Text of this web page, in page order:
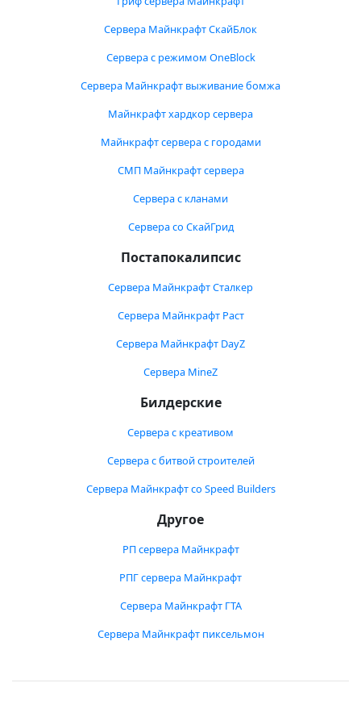
Сервера Майнкрафт СкайБлок
Сервера с режимом OneBlock
Сервера Майнкрафт выживание бомжа
Майнкрафт хардкор сервера
Майнкрафт сервера с городами
СМП Майнкрафт сервера
Сервера с кланами
Сервера со СкайГрид
Постапокалипсис
Сервера Майнкрафт Сталкер
Сервера Майнкрафт Раст
Сервера Майнкрафт DayZ
Сервера MineZ
Билдерские
Сервера с креативом
Сервера с битвой строителей
Сервера Майнкрафт со Speed Builders
Другое
РП сервера Майнкрафт
РПГ сервера Майнкрафт
Сервера Майнкрафт ГТА
Сервера Майнкрафт пиксельмон